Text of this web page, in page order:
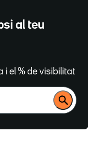
al teu
i el % de visibilitat